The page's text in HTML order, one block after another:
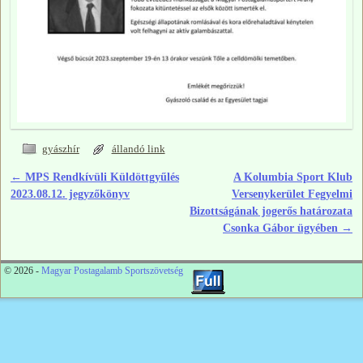
gyászhír állandó link
Bejegyzés navigáció
← MPS Rendkívüli Küldöttgyűlés
2023.08.12. jegyzőkönyv
A Kolumbia Sport Klub
Versenykerület Fegyelmi
Bizottságának jogerős határozata
Csonka Gábor ügyében →
© 2026 - Magyar Postagalamb Sportszövetség